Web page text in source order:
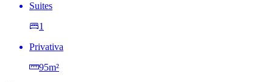
Suites
1
Privativa
95m²